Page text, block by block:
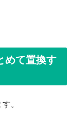
めて置換す
。